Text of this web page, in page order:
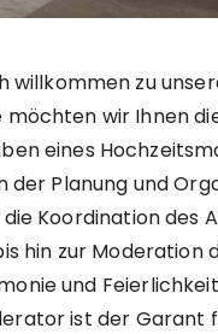
willkommen zu
möchten wir Ihnen
eines
der Planung und
Koordination des
hin zur Moderation
und
ist der Garant